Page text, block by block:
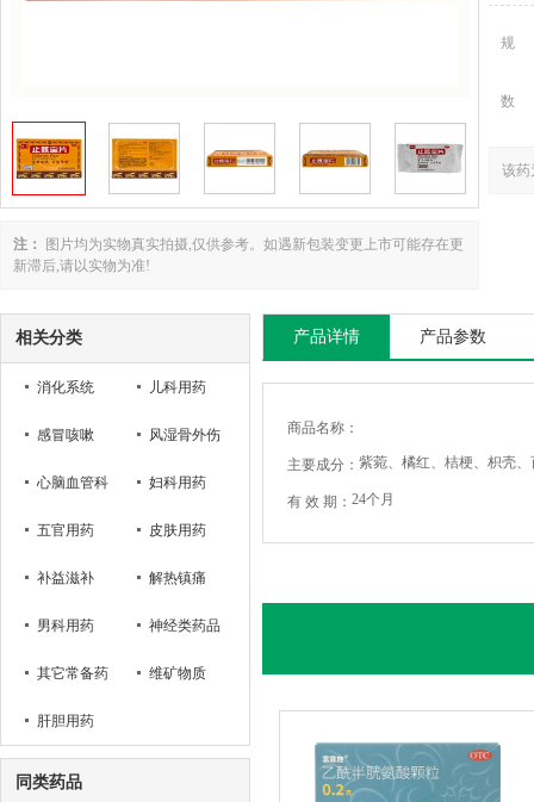
注：
图片均为实物真实拍摄,仅供参考。如遇新包装变更上市可能存在更
新滞后,请以实物为准!
规
数
该药
相关分类
消化系统 儿科用药
感冒咳嗽 风湿骨外伤
心脑血管科 妇科用药
五官用药 皮肤用药
补益滋补 解热镇痛
男科用药 神经类药品
其它常备药 维矿物质
肝胆用药
同类药品
产品详情 产品参数
商品名称：
主要成分： 紫菀、橘红、桔梗、枳壳
有 效 期： 24个月